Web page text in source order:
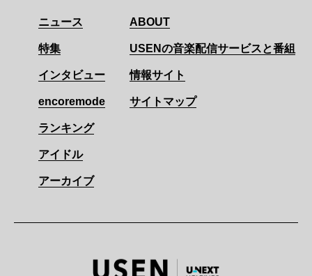
ニュース
特集
インタビュー
encoremode
ランキング
アイドル
アーカイブ
ABOUT
USENの音楽配信サービスと番組
情報サイト
サイトマップ